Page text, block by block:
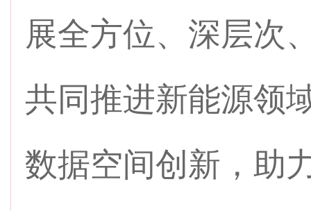
展全方位、深层次
共同推进新能源领
数据空间创新，助